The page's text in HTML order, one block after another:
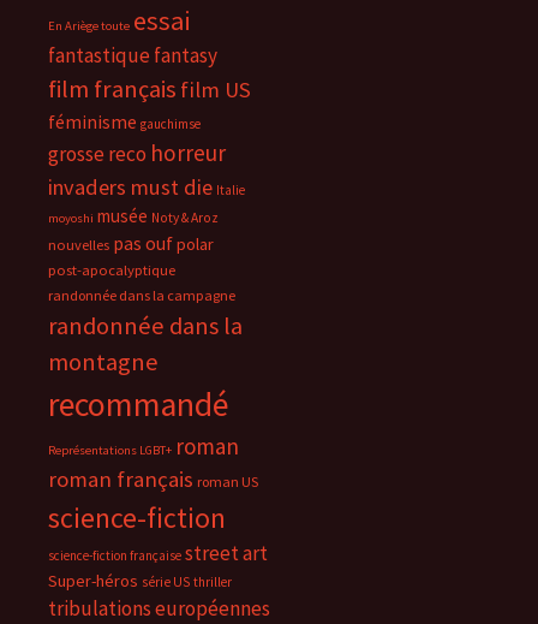
En Ariège toute essai
fantastiquefantasy
film français film US
féminisme gauchimse
grosse reco horreur
invaders must die Italie
moyoshi musée Noty & Aroz
nouvelles pas oufpolar
post-apocalyptique
randonnée dans la campagne
randonnée dans la
montagne
recommandé
Représentations LGBT+ roman
roman français roman US
science-fiction
science-fiction française street art
Super-héros série US thriller
tribulations européennes